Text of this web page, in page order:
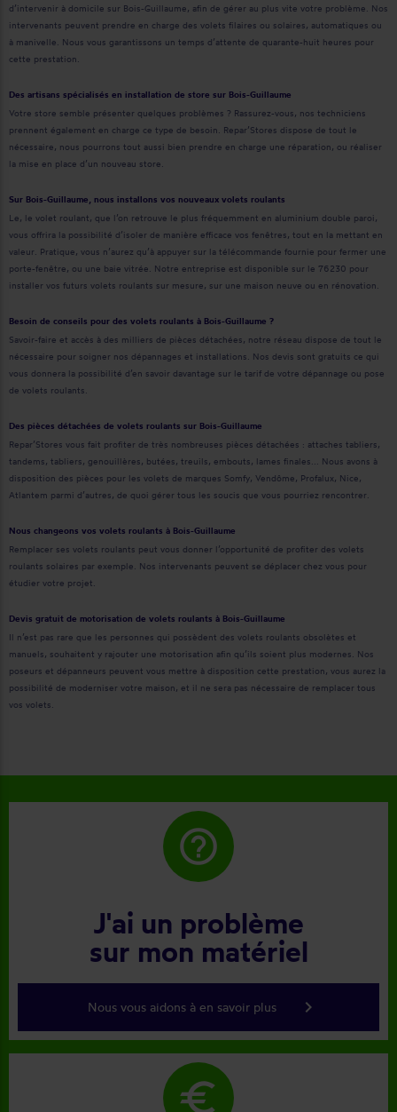
d’intervenir à domicile sur Bois-Guillaume, afin de gérer au plus vite votre problème. Nos
intervenants peuvent prendre en charge des volets filaires ou solaires, automatiques ou
à manivelle. Nous vous garantissons un temps d’attente de quarante-huit heures pour
cette prestation.
Des artisans spécialisés en installation de store sur Bois-Guillaume
Votre store semble présenter quelques problèmes ? Rassurez-vous, nos techniciens
prennent également en charge ce type de besoin. Repar’Stores dispose de tout le
nécessaire, nous pourrons tout aussi bien prendre en charge une réparation, ou réaliser
la mise en place d’un nouveau store.
Sur Bois-Guillaume, nous installons vos nouveaux volets roulants
Le, le volet roulant, que l’on retrouve le plus fréquemment en aluminium double paroi,
vous offrira la possibilité d’isoler de manière efficace vos fenêtres, tout en la mettant en
valeur. Pratique, vous n’aurez qu’à appuyer sur la télécommande fournie pour fermer une
porte-fenêtre, ou une baie vitrée. Notre entreprise est disponible sur le 76230 pour
installer vos futurs volets roulants sur mesure, sur une maison neuve ou en rénovation.
Besoin de conseils pour des volets roulants à Bois-Guillaume ?
Savoir-faire et accès à des milliers de pièces détachées, notre réseau dispose de tout le
nécessaire pour soigner nos dépannages et installations. Nos devis sont gratuits ce qui
vous donnera la possibilité d’en savoir davantage sur le tarif de votre dépannage ou pose
de volets roulants.
Des pièces détachées de volets roulants sur Bois-Guillaume
Repar’Stores vous fait profiter de très nombreuses pièces détachées : attaches tabliers,
tandems, tabliers, genouillères, butées, treuils, embouts, lames finales... Nous avons à
disposition des pièces pour les volets de marques Somfy, Vendôme, Profalux, Nice,
Atlantem parmi d’autres, de quoi gérer tous les soucis que vous pourriez rencontrer.
Nous changeons vos volets roulants à Bois-Guillaume
Remplacer ses volets roulants peut vous donner l’opportunité de profiter des volets
roulants solaires par exemple. Nos intervenants peuvent se déplacer chez vous pour
étudier votre projet.
Devis gratuit de motorisation de volets roulants à Bois-Guillaume
Il n’est pas rare que les personnes qui possèdent des volets roulants obsolètes et
manuels, souhaitent y rajouter une motorisation afin qu’ils soient plus modernes. Nos
poseurs et dépanneurs peuvent vous mettre à disposition cette prestation, vous aurez la
possibilité de moderniser votre maison, et il ne sera pas nécessaire de remplacer tous
vos volets.
help_outline
J'ai un problème
sur mon matériel
Nous vous aidons à en savoir plus keyboard_arrow_right
euro